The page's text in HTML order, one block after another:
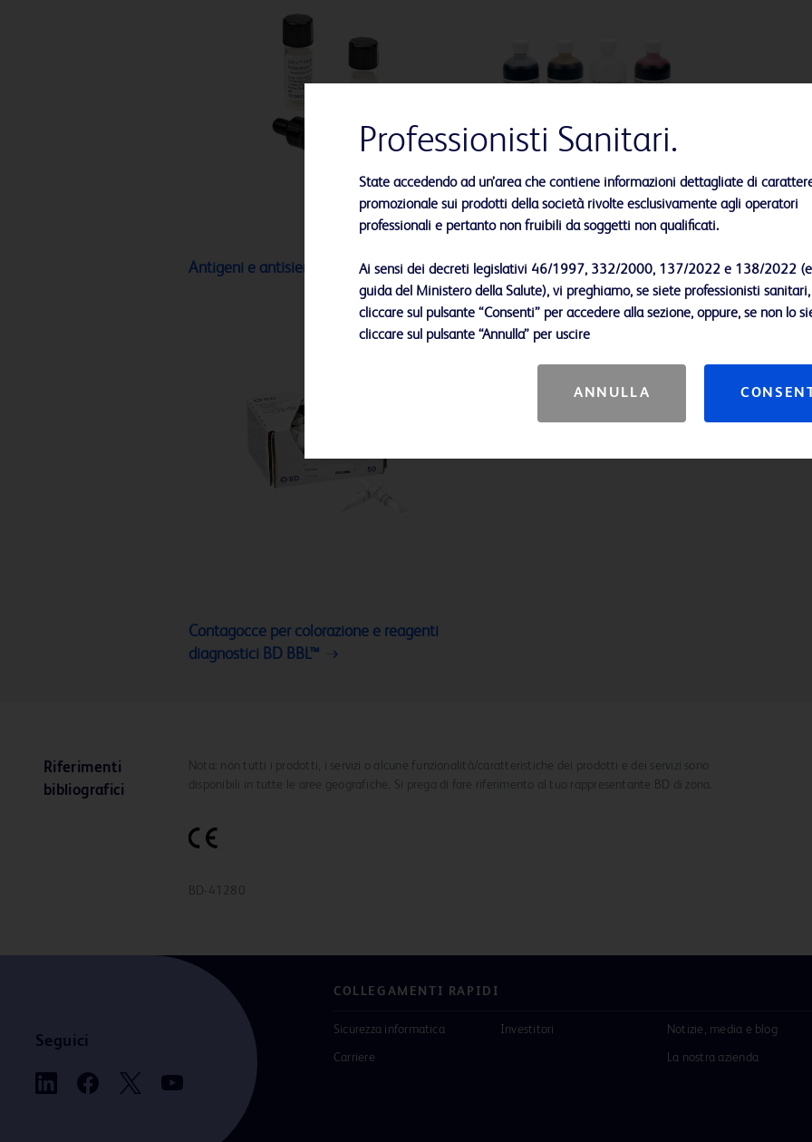
Antigeni e antisieri BD Indicatori di colorazione BD BBL™
Contagocce per colorazione e reagenti
diagnostici BD BBL™
Riferimenti
bibliografici
Nota: non tutti i prodotti, i servizi o alcune funzionalità/caratteristiche dei prodotti e dei servizi sono
disponibili in tutte le aree geografiche. Si prega di fare riferimento al tuo rappresentante BD di zona.
BD-41280
Seguici
COLLEGAMENTI RAPIDI
Sicurezza informatica
Carriere
Investitori Notizie, media e blog
La nostra azienda
Professionisti Sanitari.
State accedendo ad un’area che contiene informazioni dettagliate di
promozionale sui prodotti della società rivolte esclusivamente agli operatori
professionali e pertanto non fruibili da soggetti non qualificati.
Ai sensi dei decreti legislativi 46/1997, 332/2000, 137/2022 e 138/2022
guida del Ministero della Salute), vi preghiamo, se siete professionisti
cliccare sul pulsante “Consenti” per accedere alla sezione, oppure, se non lo
cliccare sul pulsante “Annulla” per uscire
ANNULLA